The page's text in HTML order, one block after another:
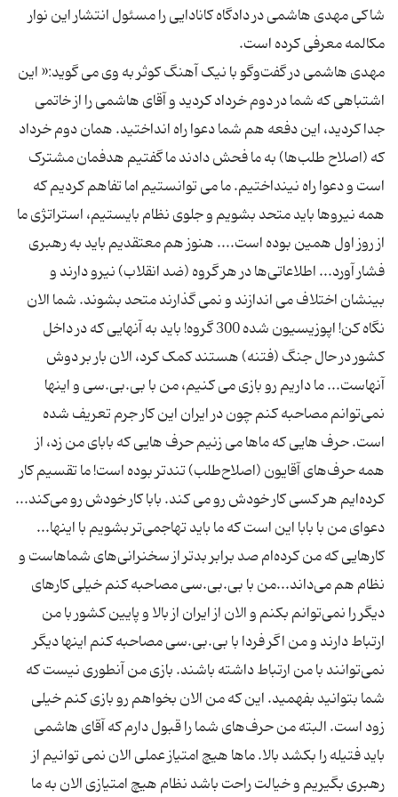
شاکی مهدی هاشمی در دادگاه کانادایی را مسئول انتشار این نوار
مهدی هاشمی در گفت‌وگو با نیک آهنگ کوثر به وی می گوید:« این
اشتباهی که شما در دوم خرداد کردید و آقای هاشمی را از خاتمی
جدا کردید، این دفعه هم شما دعوا راه انداختید. همان دوم خرداد
که (اصلاح طلب‌ها) به ما فحش دادند ما گفتیم هدفمان مشترک
است و دعوا راه نینداختیم. ما می توانستیم اما تفاهم کردیم که
همه نیروها باید متحد بشویم و جلوی نظام بایستیم، استراتژی ما
از روز اول همین بوده است.... هنوز هم معتقدیم باید به رهبری
فشار آورد... اطلاعاتی‌ها در هر گروه (ضد انقلاب) نیرو دارند و
بینشان اختلاف می اندازند و نمی گذارند متحد بشوند. شما الان
نگاه کن! اپوزیسیون شده 300 گروه! باید به آنهایی که در داخل
کشور در حال جنگ (فتنه) هستند کمک کرد، الان بار بر دوش
آنهاست... ما داریم رو بازی می کنیم، من با بی.بی.سی و اینها
نمی‌توانم مصاحبه کنم چون در ایران این کار جرم تعریف شده
است. حرف هایی که ماها می زنیم حرف هایی که بابای من زد، از
همه حرف‌های آقایون (اصلاح‌طلب) تندتر بوده است! ما تقسیم کار
کرده‌ایم هر کسی کار خودش رو می کند. بابا کار خودش رو می‌کند...
دعوای من با بابا این است که ما باید تهاجمی‌تر بشویم با اینها...
کارهایی که من کرده‌ام صد برابر بدتر از سخنرانی‌های شماهاست و
نظام هم می‌داند...من با بی.بی.سی مصاحبه کنم خیلی کارهای
دیگر را نمی‌توانم بکنم و الان از ایران از بالا و پایین کشور با من
ارتباط دارند و من اگر فردا با بی.بی.سی مصاحبه کنم اینها دیگر
نمی‌توانند با من ارتباط داشته باشند. بازی من آنطوری نیست که
شما بتوانید بفهمید. این که من الان بخواهم رو بازی کنم خیلی
زود است. البته من حرف‌های شما را قبول دارم که آقای هاشمی
باید فتیله را بکشد بالا. ماها هیچ امتیاز عملی الان نمی توانیم از
رهبری بگیریم و خیالت راحت باشد نظام هیچ امتیازی الان به ما